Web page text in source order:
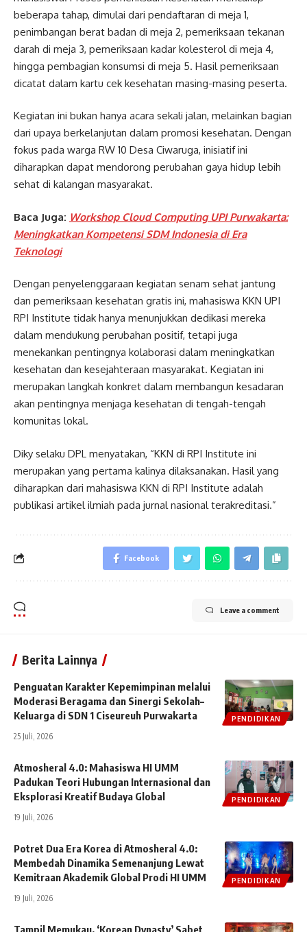
beberapa tahap, dimulai dari pendaftaran di meja 1,
penimbangan berat badan di meja 2, pemeriksaan tekanan
darah di meja 3, pemeriksaan kadar kolesterol di meja 4,
hingga pembagian konsumsi di meja 5. Hasil pemeriksaan
dicatat dalam kartu cek kesehatan masing-masing peserta.
Kegiatan ini bukan hanya acara sekali jalan, melainkan bagian
dari upaya berkelanjutan dalam promosi kesehatan. Dengan
fokus pada warga RW 10 Desa Ciwaruga, inisiatif ini
diharapkan dapat mendorong perubahan gaya hidup lebih
sehat di kalangan masyarakat.
Baca Juga: Workshop Cloud Computing UPI Purwakarta:
Meningkatkan Kompetensi SDM Indonesia di Era
Teknologi
Dengan penyelenggaraan kegiatan senam sehat jantung
dan pemeriksaan kesehatan gratis ini, mahasiswa KKN UPI
RPI Institute tidak hanya menunjukkan dedikasi mereka
dalam mendukung perubahan positif, tetapi juga
menekankan pentingnya kolaborasi dalam meningkatkan
kesehatan dan kesejahteraan masyarakat. Kegiatan ini
merupakan langkah konkret dalam membangun kesadaran
akan pentingnya menjaga kesehatan di tengah-tengah
komunitas lokal.
Diky selaku DPL menyatakan, “KKN di RPI Institute ini
merupakan yang pertama kalinya dilaksanakan. Hasil yang
diharapkan dari mahasiswa KKN di RPI Institute adalah
publikasi artikel ilmiah pada jurnal nasional terakreditasi.”
Facebook
Leave a comment
Berita Lainnya
PENDIDIKAN
Penguatan Karakter Kepemimpinan melalui
Moderasi Beragama dan Sinergi Sekolah–
Keluarga di SDN 1 Ciseureuh Purwakarta
25 Juli, 2026
PENDIDIKAN
Atmosheral 4.0: Mahasiswa HI UMM
Padukan Teori Hubungan Internasional dan
Eksplorasi Kreatif Budaya Global
19 Juli, 2026
PENDIDIKAN
Potret Dua Era Korea di Atmosheral 4.0:
Membedah Dinamika Semenanjung Lewat
Kemitraan Akademik Global Prodi HI UMM
19 Juli, 2026
Tampil Memukau, ‘Korean Dynasty’ Sabet